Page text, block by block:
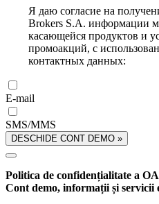
Я даю согласие на
Brokers S.A. информации
касающейся продуктов и
промоакций, с
контактных данных:
E-mail
SMS/MMS
DESCHIDE CONT DEMO »
Politica de confidențialitate a
Cont demo, informații și servicii